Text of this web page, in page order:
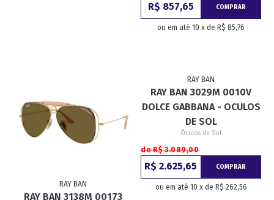
R$ 857,65 COMPRAR
ou em até 10 x de R$ 85,76
RAY BAN
RAY BAN 3138M 00173
RAY BAN
RAY BAN 3029M 0010V
DOLCE GABBANA - OCULOS
DE SOL
Óculos de Sol
de R$ 3.089,00
R$ 2.625,65 COMPRAR
ou em até 10 x de R$ 262,56